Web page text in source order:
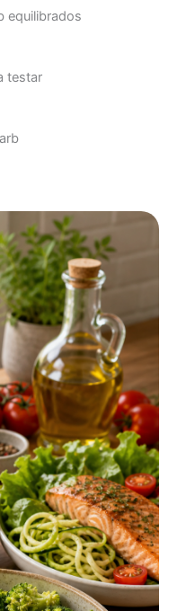
equilibrados
testar